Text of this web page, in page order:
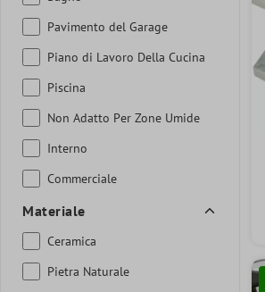
Pavimento del Garage
Piano di Lavoro Della Cucina
Piscina
Non Adatto Per Zone Umide
Interno
Commerciale
Materiale
Ceramica
Pietra Naturale